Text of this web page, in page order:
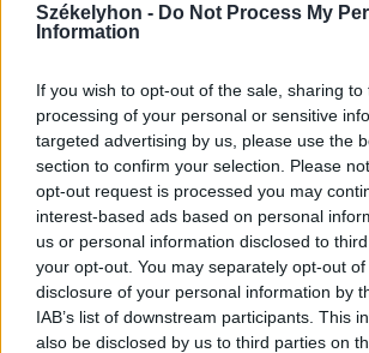
Székelyhon - Do Not Process My
Information
If you wish to opt-out of the sale, sharing
processing of your personal or sensitive
targeted advertising by us, please use the
section to confirm your selection. Please
opt-out request is processed you may
interest-based ads based on personal
us or personal information disclosed to
your opt-out. You may separately opt-out
disclosure of your personal information by
IAB’s list of downstream participants. This
also be disclosed by us to third parties on
Hasznos
Impresszum
Szerzői jogok
Adatvédelmi tájékoztató
Cookie-kezelési tájékoztató